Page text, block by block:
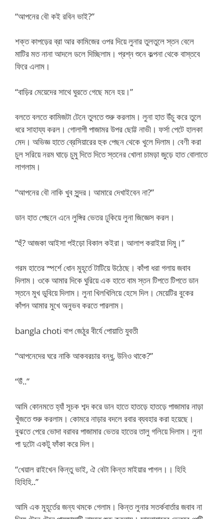
“আপনের বৌ কই রবিন ভাই?”
শক্ত কাপড়ের ব্রা আর কামিজের ওপর দিয়ে লুনার তুলতুলে স্তন বেলে
মাটির মত নানা আদলে ডলে দিচ্ছিলাম। প্রশ্ন শুনে কল্পনা থেকে বাস্তবে
ফিরে এলাম।
“বাড়ির মেয়েদের সাথে ঘুরতে গেছে মনে হয়।”
বলতে বলতে কামিজটা টেনে তুলতে শুরু করলাম। লুনা হাত উঁচু করে তুলে
ধরে সাহায্য করল। গোলাপী পাজামর উপর ছোট্ট নাভী। ফর্সা পেটে হালকা
মেদ। অভিজ্ঞ হাতে ব্রেসিয়ারের হুক পেছন থেকে খুলে দিলাম। বেণী করা
চুল সরিয়ে নরম ঘাড়ে চুমু দিতে দিতে স্তনের খোলা চামড়া জুড়ে হাত বোলাতে
লাগলাম।
“আপনের বৌ নাকি খুব সুন্দর। আমারে দেখাইবেন না?”
ডান হাত পেছনে এনে লুঙ্গির ভেতর ঢুকিয়ে লুনা জিজ্ঞেস করল।
“হুঁ? আজকা আইসা পইড়ো বিকাল কইরা। আলাপ করাইয়া দিমু।”
গরম হাতের স্পর্শে ধোন মুহূর্তে টাটিয়ে উঠেছে। কাঁপা ধরা গলায় জবাব
দিলাম। ওকে আমার দিকে ঘুরিয়ে এক হাতে বাম স্তন টিপতে টিপতে ডান
স্তনে মুখ ডুবিয়ে দিলাম। লুনা খিলখিলিয়ে হেসে দিল। মেয়েটির বুকের
কাঁপন আমার মুখে অনুভব করতে পারলাম।
bangla choti বাপ জেঠুর বীর্যে পোয়াতি যুবতী
“আপনেদের ঘরে নাকি আকবরচার বন্ধু, উনিও থাকে?”
“উঁ..”
আমি কোনমতে হ্যাঁ সূচক শব্দ করে ডান হাতে হাতড়ে হাতড়ে পাজামার নাড়া
খুঁজতে শুরু করলাম। কোমরে নাড়ার বদলে রবার ব্যবহার করা হয়েছে।
বুঝতে পেরে ভোদা বরাবর পাজামার ভেতর হাতের তালু গলিয়ে দিলাম। লুনা
পা দুটো একটু ফাঁকা করে দিল।
“খেয়াল রাইখেন কিন্তু ভাই, ঐ বেটা কিন্ত মাইয়ার পাগল।। হিহি
হিহিহি..”
আমি এক মুহূর্তের জন্য থমকে গেলাম। কিন্ত লুনার সতর্কবার্তার জবাব না